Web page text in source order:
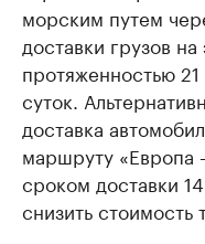
морским путем
доставки грузов
протяженностью
суток.
доставка
маршруту «Европа
сроком доставки
снизить стоимость